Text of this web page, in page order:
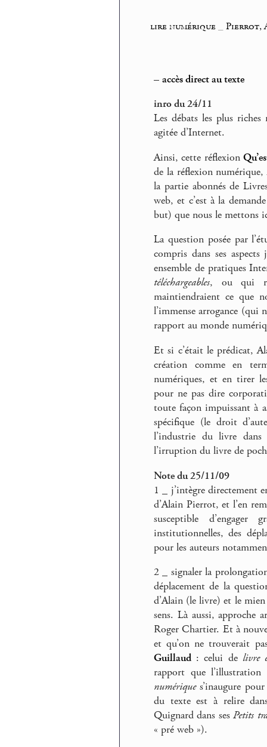
lire numérique_ Pierrot,
– accès direct au texte
inro du 24/11
Les débats les plus
agitée d’Internet.
Ainsi, cette réflexion
de la réflexion numérique,
la partie abonnés de
web, et c’est à la
but) que nous le mettons
La question posée par
compris dans ses
ensemble de pratiques
téléchargeables, ou qui
maintiendraient ce que
l’immense arrogance (qui
rapport au monde
Et si c’était le prédicat,
création comme en
numériques, et en tirer
pour ne pas dire
toute façon impuissant à
spécifique (le droit
l’industrie du livre
l’irruption du livre de
Note du 25/11/09
1 _ j’intègre directement
d’Alain Pierrot, et l’en
susceptible d’engager
institutionnelles, des
pour les auteurs
2 _ signaler la
déplacement de la
d’Alain (le livre) et le
sens. Là aussi, approche
Roger Chartier. Et à
et qu’on ne trouverait
Guillaud : celui de livre
rapport que
numériques’inaugure
du texte est à relire
Quignard dans sesPetits
« pré web »).